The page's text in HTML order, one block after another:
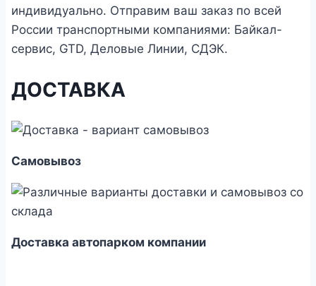
индивидуально. Отправим ваш заказ по всей
России транспортными компаниями: Байкал-
сервис, GTD, Деловые Линии, СДЭК.
ДОСТАВКА
Самовывоз
Доставка автопарком компании